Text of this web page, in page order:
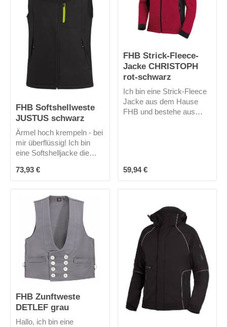
ist abnehmbar.
Rückenschnallgurt lässt
sich die Passform gut
regulieren. Meine
zweireihige Schließung mit
machen meine zünftige
Optik perfekt.
FHB Softshellweste
JUSTUS schwarz
Ärmel hoch krempeln - bei
mir überflüssig! Ich bin
eine Softshelljacke die
wasserabweisend und
atmungsaktiv ist. Durch
mein elastisches
Obermaterial biete ich
extreme
Bewegungsfreiheit und
hohen Tragekomfort.
Meine Kapuze ist
abnehmbar und durch
meine vielen Taschen
biete ich viel Funktionalität.
Regulärer Preis:
73,93 €
FHB Strick-Fleece-
Jacke CHRISTOPH
rot-schwarz
Ich bin eine Strick-Fleece
Jacke aus dem Hause
FHB und bestehe aus
habe keine Kapuze.
Regulärer Preis:
59,94 €
FHB Zunftweste
DETLEF grau
Hallo, ich bin eine